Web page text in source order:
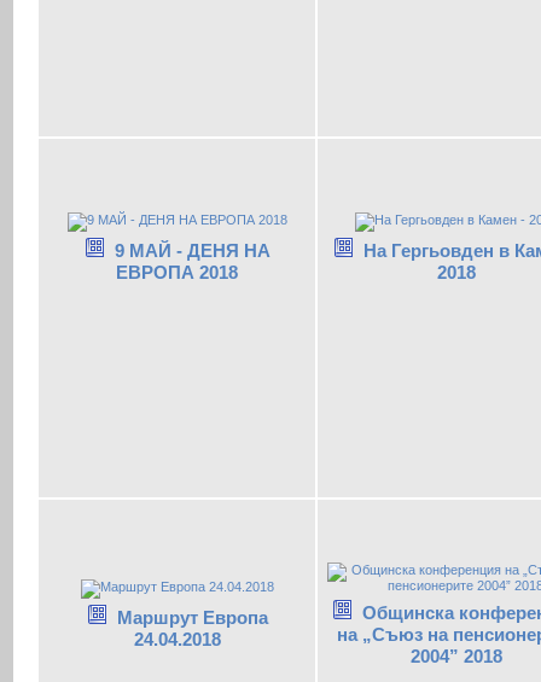
9 МАЙ - ДЕНЯ НА
ЕВРОПА 2018
На Гергьовден в
2018
Маршрут Европа
24.04.2018
Общинска
на „Съюз на
2004” 2018